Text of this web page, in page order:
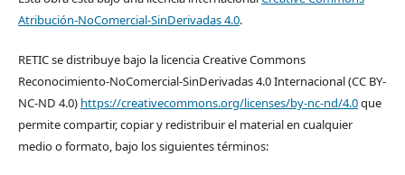
Atribución-NoComercial-SinDerivadas 4.0.
RETIC se distribuye bajo la licencia Creative Commons
Reconocimiento-NoComercial-SinDerivadas 4.0 Internacional (CC BY-
NC-ND 4.0) https://creativecommons.org/licenses/by-nc-nd/4.0que
permite compartir, copiar y redistribuir el material en cualquier
medio o formato, bajo los siguientes términos: